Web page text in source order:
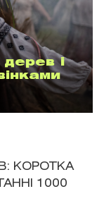
і
КОРОТКА
1000